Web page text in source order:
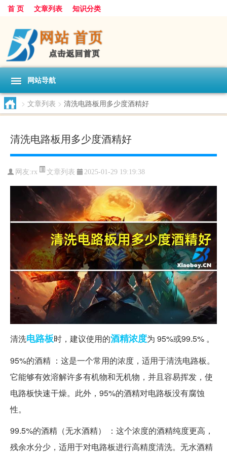
首 页 文章列表 知识分类
网站导航
> 文章列表 > 清洗电路板用多少度酒精好
清洗电路板用多少度酒精好
网友:rx 文章列表 2025-01-29 19:19:38
清洗电路板时，建议使用的酒精浓度为 95%或99.5% 。
95%的酒精 ：这是一个常用的浓度，适用于清洗电路板。
它能够有效溶解许多有机物和无机物，并且容易挥发，使
电路板快速干燥。此外，95%的酒精对电路板没有腐蚀
性。
99.5%的酒精（无水酒精） ：这个浓度的酒精纯度更高，
残余水分少，适用于对电路板进行高精度清洗。无水酒精